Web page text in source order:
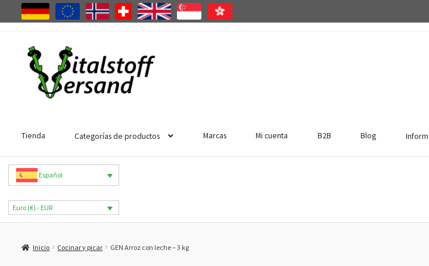
navegación
contenido
Tienda Categorías de productos Marcas Mi cuenta B2B Blog
Español
Euro (€) - EUR
Inicio Cocinar y picar GEN Arroz con leche – 3 kg